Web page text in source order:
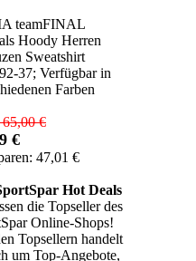
teamFINAL
Hoody Herren
Sweatshirt
37; Verfügbar in
Farben
€
€
47,01 €
Hot Deals
die Topseller des
Online-Shops!
Topsellern handelt
um Top-Angebote,